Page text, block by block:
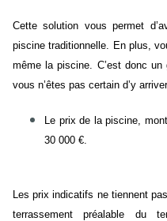
Cette solution vous permet
piscine traditionnelle. En plus,
même la piscine. C’est donc
vous n’êtes pas certain d’y arriver
Le prix de la piscine,
30 000 €.
Les prix indicatifs ne tiennent
terrassement préalable du